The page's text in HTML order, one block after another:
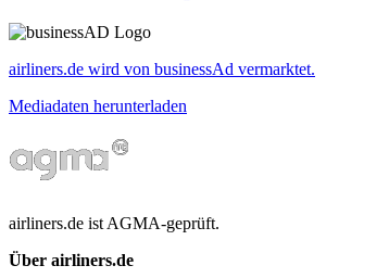
airliners.de wird von businessAd vermarktet.
Mediadaten herunterladen
airliners.de ist AGMA-geprüft.
Über airliners.de